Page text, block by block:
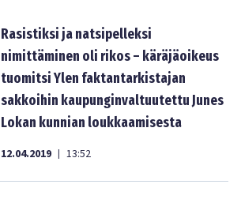
Rasistiksi ja natsipelleksi
nimittäminen oli rikos – käräjäoikeus
tuomitsi Ylen faktantarkistajan
sakkoihin kaupunginvaltuutettu Junes
Lokan kunnian loukkaamisesta
12.04.2019 | 13:52